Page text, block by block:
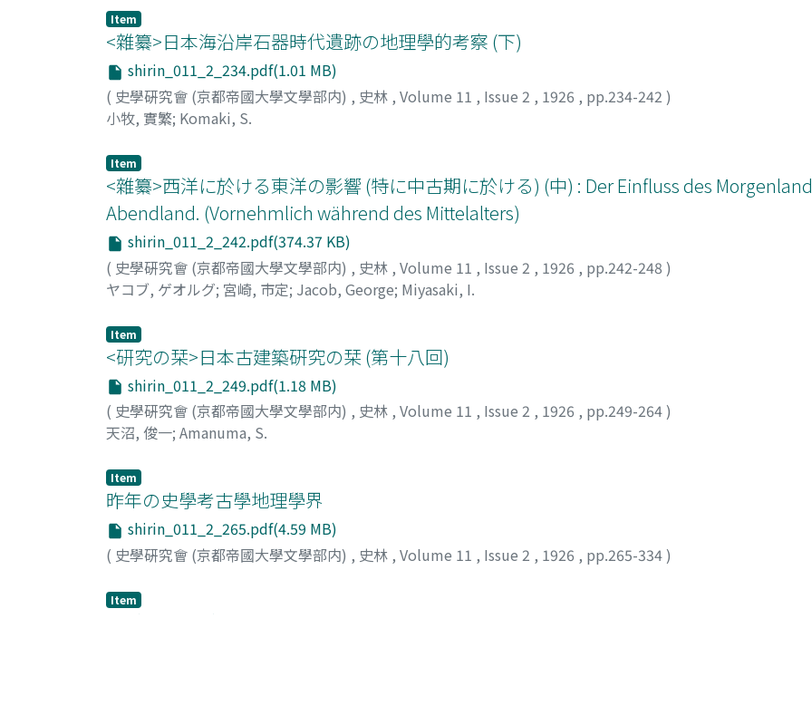
Item
<雜纂>日本海沿岸石器時代遺跡の地理學的考察 (下)
shirin_011_2_234.pdf(1.01 MB)
( 史學硏究會 (京都帝國大學文學部内) , 史林 , Volume 11 , Issue 2 , 1926 , pp.234-242 )
小牧, 實繁; Komaki, S.
Item
<雜纂>西洋に於ける東洋の影響 (特に中古期に於ける) (中) : Der Einfluss des
Abendland. (Vornehmlich während des Mittelalters)
shirin_011_2_242.pdf(374.37 KB)
( 史學硏究會 (京都帝國大學文學部内) , 史林 , Volume 11 , Issue 2 , 1926 , pp.242-248 )
ヤコブ, ゲオルグ; 宮崎, 市定; Jacob, George; Miyasaki, I.
Item
<研究の栞>日本古建築硏究の栞 (第十八回)
shirin_011_2_249.pdf(1.18 MB)
( 史學硏究會 (京都帝國大學文學部内) , 史林 , Volume 11 , Issue 2 , 1926 , pp.249-264)
天沼, 俊一; Amanuma, S.
Item
昨年の史學考古學地理學界
shirin_011_2_265.pdf(4.59 MB)
( 史學硏究會 (京都帝國大學文學部内) , 史林 , Volume 11 , Issue 2 , 1926 , pp.265-334)
Item
<彙報>・<會報>